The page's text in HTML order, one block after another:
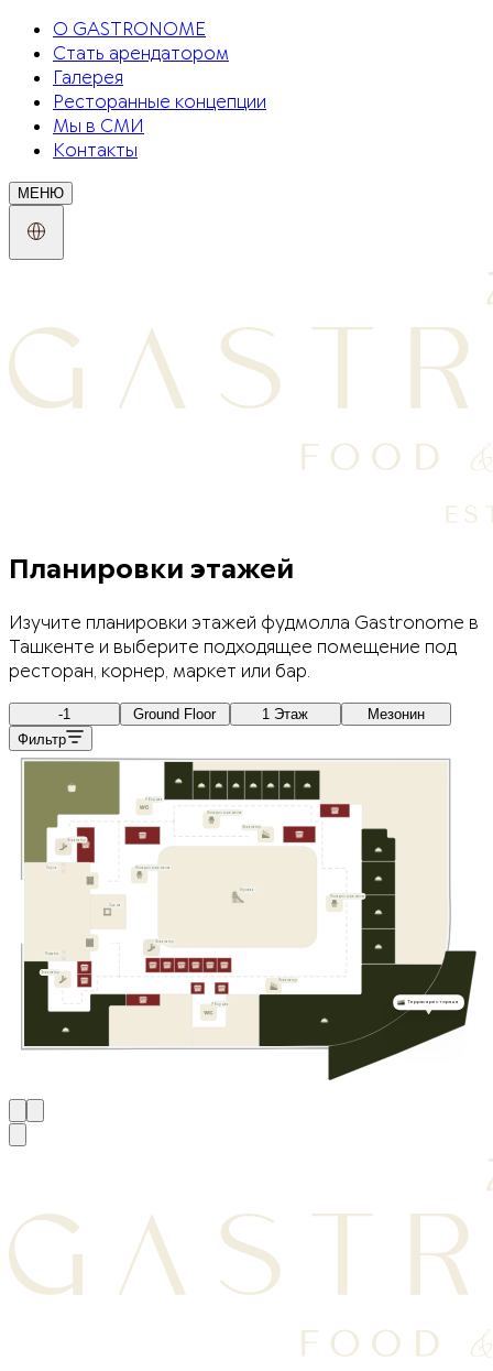
О GASTRONOME
Стать арендатором
Галерея
Ресторанные концепции
Мы в СМИ
Контакты
МЕНЮ
Планировки этажей
Изучите планировки этажей фудмолла Gastronome в
Ташкенте и выберите подходящее помещение под
ресторан, корнер, маркет или бар.
-1 Ground Floor 1 Этаж
Мезонин
Фильтр
Терраса ресторана
Посадочные места
Посадочные места
Спуск
Подъём
Посадочные места
Игровая
Уборная
Уборная
Эскалатор
Эскалатор
Эскалатор
Эскалатор
Эскалатор
Сцена